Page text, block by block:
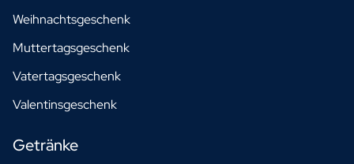
Weihnachtsgeschenk
Muttertagsgeschenk
Vatertagsgeschenk
Valentinsgeschenk
Getränke